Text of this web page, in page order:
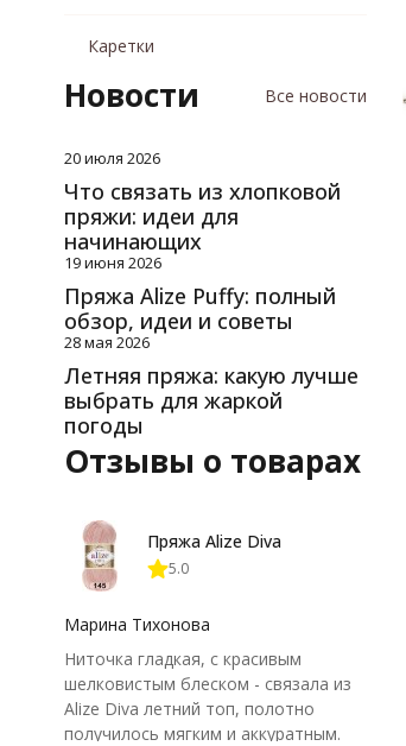
Каретки
Новости Все новости
20 июля 2026
Что связать из хлопковой
пряжи: идеи для
начинающих
19 июня 2026
Пряжа Alize Puffy: полный
обзор, идеи и советы
28 мая 2026
Летняя пряжа: какую лучше
выбрать для жаркой
погоды
Отзывы о товарах
Пряжа Alize Diva
5.0
Марина Тихонова
Ниточка гладкая, с красивым
шелковистым блеском - связала из
Alize Diva летний топ, полотно
получилось мягким и аккуратным.